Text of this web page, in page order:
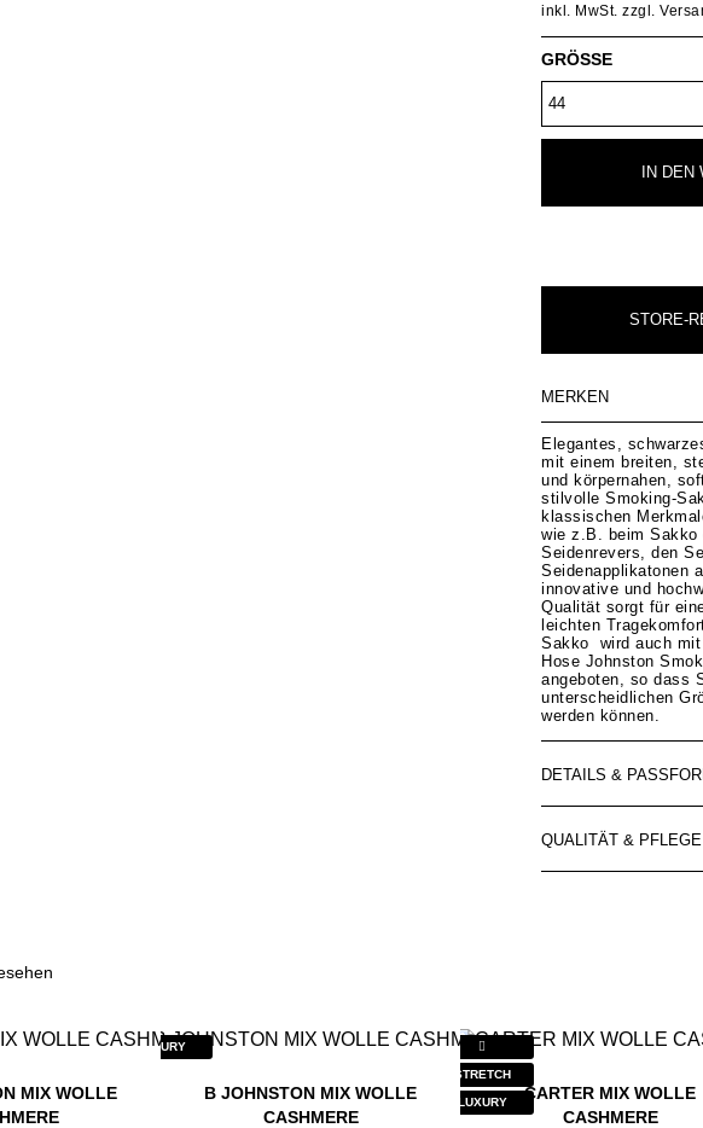
inkl. MwSt.zzgl.
GRÖSSE
IN DEN
STORE-
MERKEN
Elegantes,
mit einem breiten,
und körpernahen,
stilvolle Smoking-
klassischen
wie z.B. beim Sakko
Seidenrevers, den
Seidenapplikatonen
innovative und
Qualität sorgt für
leichten
Sakko wird auch mit
Hose Johnston
angeboten, so dass
unterscheidlichen
werden können.
DETAILS &
QUALITÄT & PFLEGE
MIX WOLLE
LUXURY
B JOHNSTON MIX WOLLE
CASHMERE
STRETCH
LUXURY
CARTER MIX WOLLE
CASHMERE